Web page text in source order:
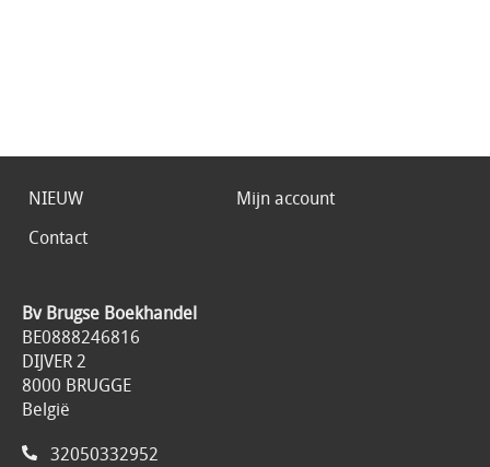
NIEUW
Mijn account
Contact
Bv Brugse Boekhandel
BE0888246816
DIJVER 2
8000 BRUGGE
België
32050332952